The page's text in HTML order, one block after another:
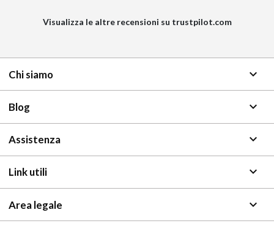
Visualizza le altre recensioni su trustpilot.com
Chi siamo keyboard_arrow_down
Blog keyboard_arrow_down
Assistenza keyboard_arrow_down
Link utili keyboard_arrow_down
Area legale keyboard_arrow_down